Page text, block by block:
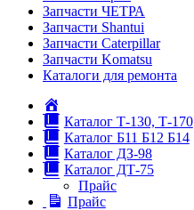
Запчасти ЧЕТРА
Запчасти Shantui
Запчасти Caterpillar
Запчасти Komatsu
Каталоги для ремонта
Каталог Т-130, Т-170
Каталог Б11 Б12 Б14
Каталог ДЗ-98
Каталог ДТ-75
Прайс
Прайс